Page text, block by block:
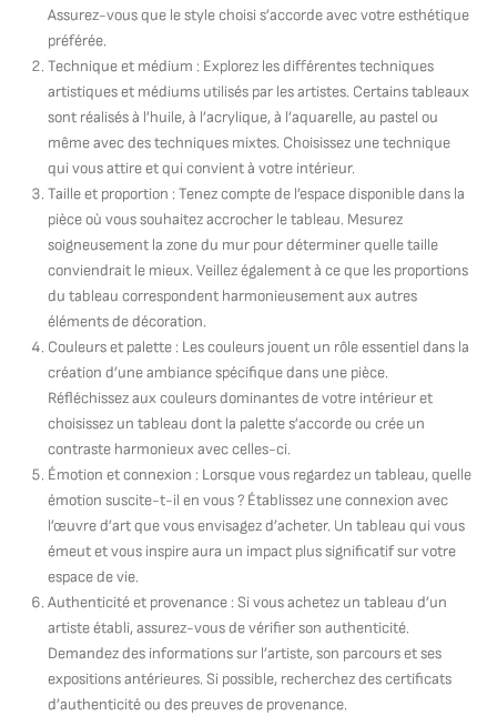
Assurez-vous que le style choisi s’accorde avec votre esthétique
préférée.
Technique et médium : Explorez les différentes techniques
artistiques et médiums utilisés par les artistes. Certains tableaux
sont réalisés à l’huile, à l’acrylique, à l’aquarelle, au pastel ou
même avec des techniques mixtes. Choisissez une technique
qui vous attire et qui convient à votre intérieur.
Taille et proportion : Tenez compte de l’espace disponible dans la
pièce où vous souhaitez accrocher le tableau. Mesurez
soigneusement la zone du mur pour déterminer quelle taille
conviendrait le mieux. Veillez également à ce que les proportions
du tableau correspondent harmonieusement aux autres
éléments de décoration.
Couleurs et palette : Les couleurs jouent un rôle essentiel dans la
création d’une ambiance spécifique dans une pièce.
Réfléchissez aux couleurs dominantes de votre intérieur et
choisissez un tableau dont la palette s’accorde ou crée un
contraste harmonieux avec celles-ci.
Émotion et connexion : Lorsque vous regardez un tableau, quelle
émotion suscite-t-il en vous ? Établissez une connexion avec
l’œuvre d’art que vous envisagez d’acheter. Un tableau qui vous
émeut et vous inspire aura un impact plus significatif sur votre
espace de vie.
Authenticité et provenance : Si vous achetez un tableau d’un
artiste établi, assurez-vous de vérifier son authenticité.
Demandez des informations sur l’artiste, son parcours et ses
expositions antérieures. Si possible, recherchez des certificats
d’authenticité ou des preuves de provenance.